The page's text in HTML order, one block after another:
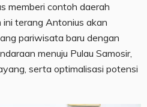
memberi contoh daerah
terang Antonius akan
pariwisata baru dengan
menuju Pulau Samosir,
serta optimalisasi potensi